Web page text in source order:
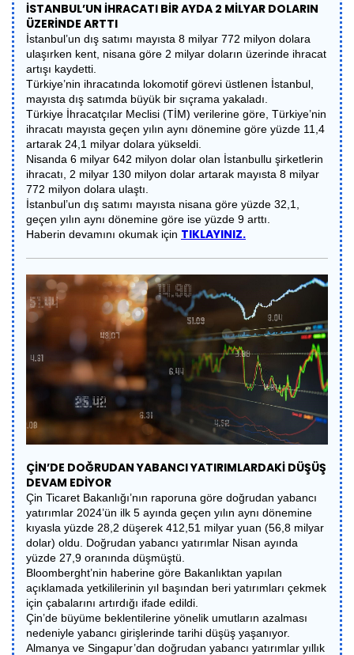
İSTANBUL’UN İHRACATI BİR AYDA 2 MİLYAR DOLARIN
ÜZERİNDE ARTTI
İstanbul’un dış satımı mayısta 8 milyar 772 milyon dolara
ulaşırken kent, nisana göre 2 milyar doların üzerinde ihracat
artışı kaydetti.
Türkiye’nin ihracatında lokomotif görevi üstlenen İstanbul,
mayısta dış satımda büyük bir sıçrama yakaladı.
Türkiye İhracatçılar Meclisi (TİM) verilerine göre, Türkiye’nin
ihracatı mayısta geçen yılın aynı dönemine göre yüzde 11,4
artarak 24,1 milyar dolara yükseldi.
Nisanda 6 milyar 642 milyon dolar olan İstanbullu şirketlerin
ihracatı, 2 milyar 130 milyon dolar artarak mayısta 8 milyar
772 milyon dolara ulaştı.
İstanbul’un dış satımı mayısta nisana göre yüzde 32,1,
geçen yılın aynı dönemine göre ise yüzde 9 arttı.
Haberin devamını okumak için TIKLAYINIZ.
ÇİN’DE DOĞRUDAN YABANCI YATIRIMLARDAKİ DÜŞÜŞ
DEVAM EDİYOR
Çin Ticaret Bakanlığı’nın raporuna göre doğrudan yabancı
yatırımlar 2024’ün ilk 5 ayında geçen yılın aynı dönemine
kıyasla yüzde 28,2 düşerek 412,51 milyar yuan (56,8 milyar
dolar) oldu. Doğrudan yabancı yatırımlar Nisan ayında
yüzde 27,9 oranında düşmüştü.
Bloomberght’nin haberine göre Bakanlıktan yapılan
açıklamada yetkililerinin yıl başından beri yatırımları çekmek
için çabalarını artırdığı ifade edildi.
Çin’de büyüme beklentilerine yönelik umutların azalması
nedeniyle yabancı girişlerinde tarihi düşüş yaşanıyor.
Almanya ve Singapur’dan doğrudan yabancı yatırımlar yıllık